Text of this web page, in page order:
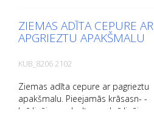
ZIEMAS ADĪTA CEPURE AR
APGRIEZTU APAKŠMALU
KUB_8206 2102
Ziemas adīta cepure ar pagrieztu
apakšmalu. Pieejamās krāsasn- -
brīdinājuma dzeltena - brīdinājuma